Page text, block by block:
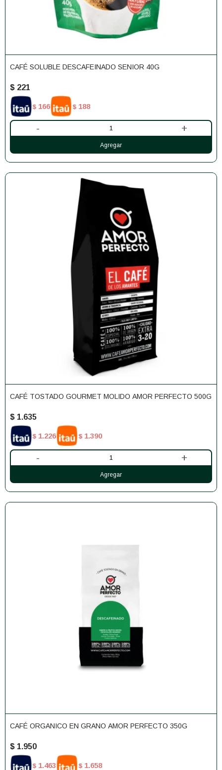
CAFÉ SOLUBLE DESCAFEINADO SENIOR 40G
$ 221
$ 166 $ 188
- +
CAFÉ TOSTADO GOURMET MOLIDO AMOR PERFECTO 500G
$ 1.635
$ 1.226 $ 1.390
- +
CAFÉ ORGANICO EN GRANO AMOR PERFECTO 350G
$ 1.950
$ 1.463 $ 1.658